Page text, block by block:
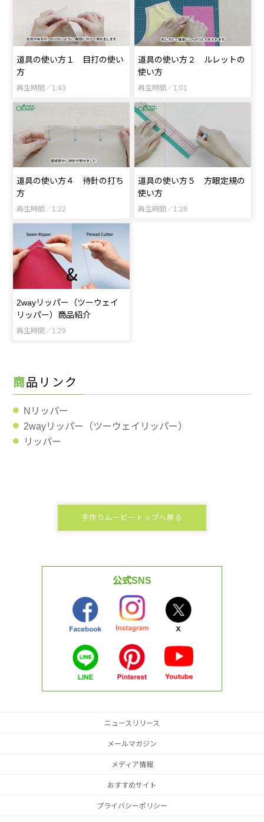
道具の使い方１ 目打の使い
方
再生時間／1:43
道具の使い方２ ルレットの
使い方
再生時間／1:01
道具の使い方４ 待針の打ち
方
再生時間／1:22
道具の使い方５ 方眼定規の
使い方
再生時間／1:28
2wayリッパー（ツーウェイ
リッパー）商品紹介
再生時間／1:29
商品リンク
Nリッパー
2wayリッパー（ツーウェイリッパー）
リッパー
手作りムービートップへ戻る
公式SNS
ニュースリリース
メールマガジン
メディア情報
おすすめサイト
プライバシーポリシー